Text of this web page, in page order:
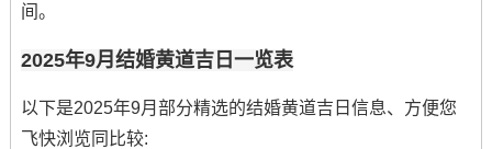
间。
2025年9月结婚黄道吉日一览表
以下是2025年9月部分精选的结婚黄道吉日信息、方便您
飞快浏览同比较: